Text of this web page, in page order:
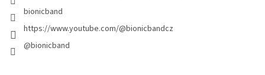
bionicband
https://www.youtube.com/@bionicbandcz
@bionicband